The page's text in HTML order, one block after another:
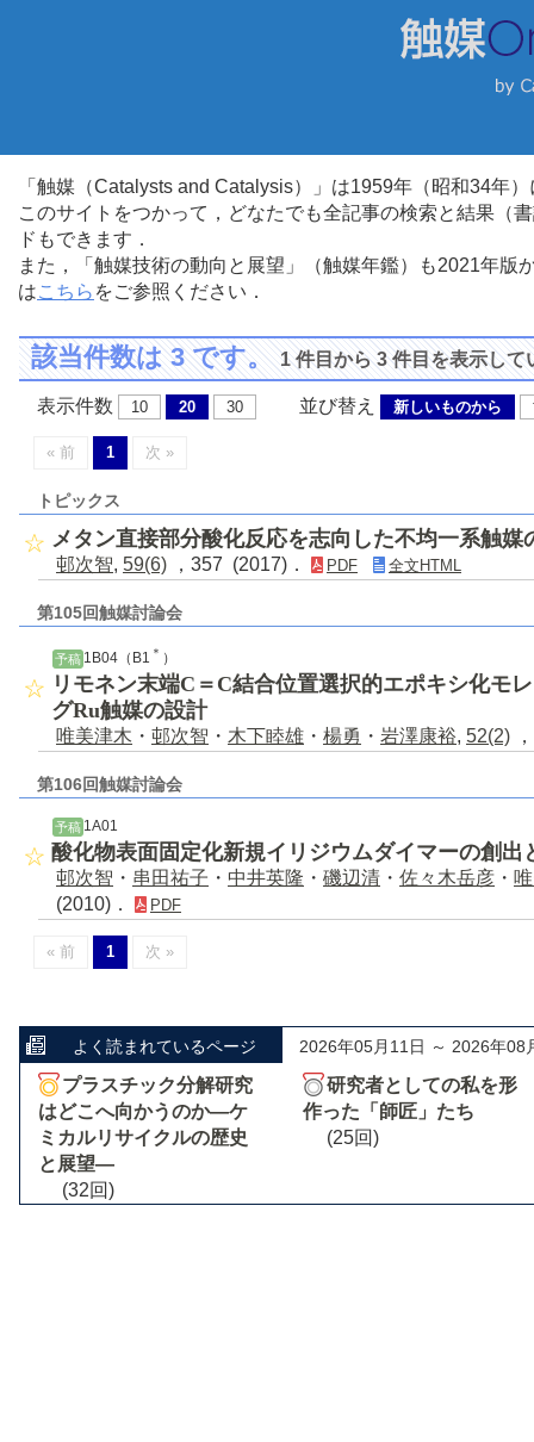
「触媒（Catalysts and Catalysis）」は1959年（昭和34年
このサイトをつかって，どなたでも全記事の検索と結果（
ドもできます．
また，「触媒技術の動向と展望」（触媒年鑑）も2021年
はこちら をご参照ください．
該当件数は 3 です。1 件目から 3 件目を表示して
表示件数 10 20 30 並び替え 新しいものから
« 前 1 次 »
トピックス
メタン直接部分酸化反応を志向した不均一系触媒
邨次智, 59(6) ，357 (2017)． PDF 全文HTML
第105回触媒討論会
予稿 1B04（B1 ＊ ）
リモネン末端C＝C結合位置選択的エポキシ化モ
グRu触媒の設計
唯美津木 ・ 邨次智 ・ 木下睦雄 ・ 楊勇 ・ 岩澤康裕, 52(2)
第106回触媒討論会
予稿 1A01
酸化物表面固定化新規イリジウムダイマーの創出
邨次智 ・ 串田祐子 ・ 中井英隆 ・ 磯辺清 ・ 佐々木岳彦 ・
(2010)．
PDF
« 前 1 次 »
よく読まれているページ 2026年05月11日 ～ 2026年08
プラスチック分解研究
はどこへ向かうのか―ケ
ミカルリサイクルの歴史
と展望―
(32回)
研究者としての私を形
作った「師匠」たち
(25回)